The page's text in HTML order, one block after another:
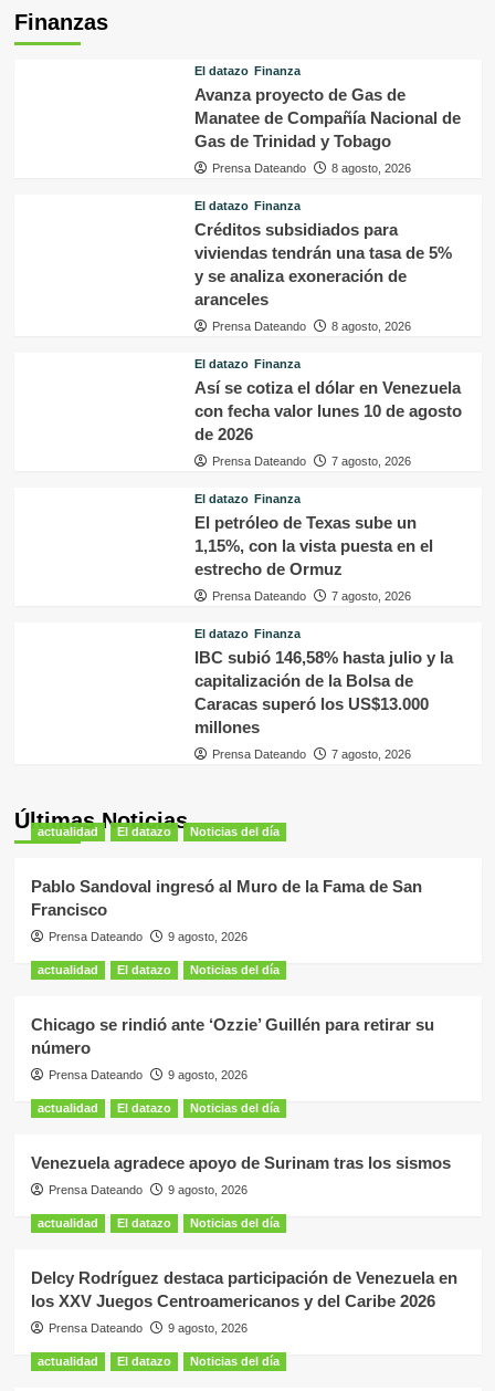
Finanzas
El datazo Finanza
Avanza proyecto de Gas de
Manatee de Compañía Nacional de
Gas de Trinidad y Tobago
Prensa Dateando 8 agosto, 2026
El datazo Finanza
Créditos subsidiados para
viviendas tendrán una tasa de 5%
y se analiza exoneración de
aranceles
Prensa Dateando 8 agosto, 2026
El datazo Finanza
Así se cotiza el dólar en Venezuela
con fecha valor lunes 10 de agosto
de 2026
Prensa Dateando 7 agosto, 2026
El datazo Finanza
El petróleo de Texas sube un
1,15%, con la vista puesta en el
estrecho de Ormuz
Prensa Dateando 7 agosto, 2026
El datazo Finanza
IBC subió 146,58% hasta julio y la
capitalización de la Bolsa de
Caracas superó los US$13.000
millones
Prensa Dateando 7 agosto, 2026
Últimas Noticias
actualidad El datazo Noticias del día
Pablo Sandoval ingresó al Muro de la Fama de San
Francisco
Prensa Dateando 9 agosto, 2026
actualidad El datazo Noticias del día
Chicago se rindió ante ‘Ozzie’ Guillén para retirar su
número
Prensa Dateando 9 agosto, 2026
actualidad El datazo Noticias del día
Venezuela agradece apoyo de Surinam tras los sismos
Prensa Dateando 9 agosto, 2026
actualidad El datazo Noticias del día
Delcy Rodríguez destaca participación de Venezuela en
los XXV Juegos Centroamericanos y del Caribe 2026
Prensa Dateando 9 agosto, 2026
actualidad El datazo Noticias del día